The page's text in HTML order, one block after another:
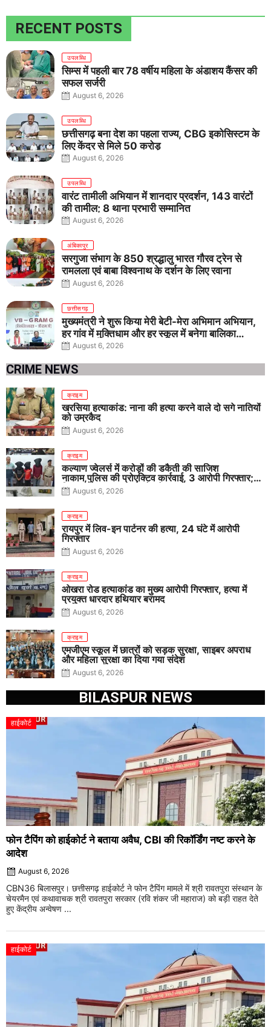
RECENT POSTS
उपलब्धि
सिम्स में पहली बार 78 वर्षीय महिला के अंडाशय कैंसर की
सफल सर्जरी
August 6, 2026
उपलब्धि
छत्तीसगढ़ बना देश का पहला राज्य, CBG इकोसिस्टम के
लिए केंद्र से मिले 50 करोड़
August 6, 2026
उपलब्धि
वारंट तामीली अभियान में शानदार प्रदर्शन, 143 वारंटों
की तामील; 8 थाना प्रभारी सम्मानित
August 6, 2026
अंबिकापुर
सरगुजा संभाग के 850 श्रद्धालु भारत गौरव ट्रेन से
रामलला एवं बाबा विश्वनाथ के दर्शन के लिए रवाना
August 6, 2026
छत्तीसगढ़
मुख्यमंत्री ने शुरू किया मेरी बेटी-मेरा अभिमान अभियान,
हर गांव में मुक्तिधाम और हर स्कूल में बनेगा बालिका
शौचालय
August 6, 2026
CRIME NEWS
क्राइम
खरसिया हत्याकांड: नाना की हत्या करने वाले दो सगे नातियों
को उम्रकैद
August 6, 2026
क्राइम
कल्याण ज्वेलर्स में करोड़ों की डकैती की साजिश
नाकाम,पुलिस की प्रोएक्टिव कार्रवाई, 3 आरोपी गिरफ्तार;
पिस्टल, कारतूस, चाकू और मोबाइल बरामद
August 6, 2026
क्राइम
रायपुर में लिव-इन पार्टनर की हत्या, 24 घंटे में आरोपी
गिरफ्तार
August 6, 2026
क्राइम
ओखरा रोड हत्याकांड का मुख्य आरोपी गिरफ्तार, हत्या में
प्रयुक्त धारदार हथियार बरामद
August 6, 2026
क्राइम
एमजीएम स्कूल में छात्रों को सड़क सुरक्षा, साइबर अपराध
और महिला सुरक्षा का दिया गया संदेश
August 6, 2026
BILASPUR NEWS
हाईकोर्ट
फोन टैपिंग को हाईकोर्ट ने बताया अवैध, CBI की रिकॉर्डिंग नष्ट करने के
आदेश
August 6, 2026
CBN36 बिलासपुर। छत्तीसगढ़ हाईकोर्ट ने फोन टैपिंग मामले में श्री रावतपुरा संस्थान के
चेयरमैन एवं कथावाचक श्री रावतपुरा सरकार (रवि शंकर जी महाराज) को बड़ी राहत देते
हुए केंद्रीय अन्वेषण ...
हाईकोर्ट